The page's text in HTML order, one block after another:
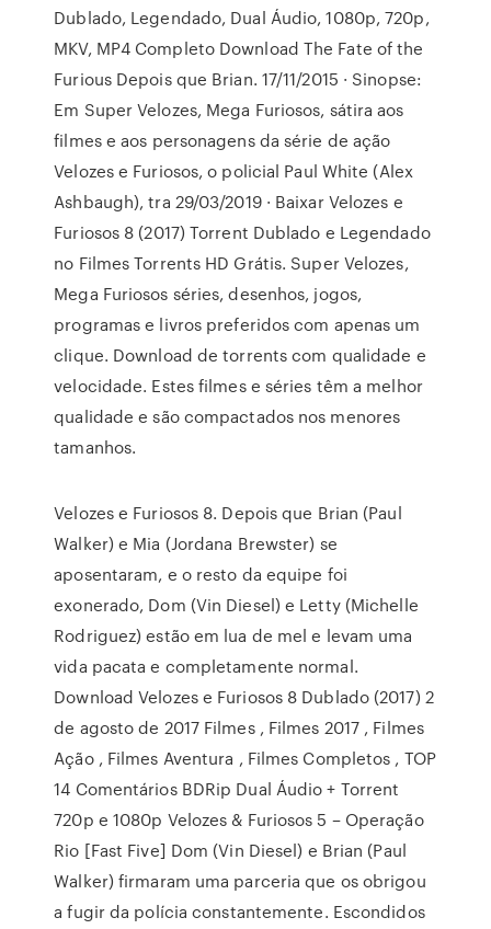
Dublado, Legendado, Dual Áudio, 1080p, 720p,
MKV, MP4 Completo Download The Fate of the
Furious Depois que Brian. 17/11/2015 · Sinopse:
Em Super Velozes, Mega Furiosos, sátira aos
filmes e aos personagens da série de ação
Velozes e Furiosos, o policial Paul White (Alex
Ashbaugh), tra 29/03/2019 · Baixar Velozes e
Furiosos 8 (2017) Torrent Dublado e Legendado
no Filmes Torrents HD Grátis. Super Velozes,
Mega Furiosos séries, desenhos, jogos,
programas e livros preferidos com apenas um
clique. Download de torrents com qualidade e
velocidade. Estes filmes e séries têm a melhor
qualidade e são compactados nos menores
tamanhos.
Velozes e Furiosos 8. Depois que Brian (Paul
Walker) e Mia (Jordana Brewster) se
aposentaram, e o resto da equipe foi
exonerado, Dom (Vin Diesel) e Letty (Michelle
Rodriguez) estão em lua de mel e levam uma
vida pacata e completamente normal.
Download Velozes e Furiosos 8 Dublado (2017) 2
de agosto de 2017 Filmes , Filmes 2017 , Filmes
Ação , Filmes Aventura , Filmes Completos , TOP
14 Comentários BDRip Dual Áudio + Torrent
720p e 1080p Velozes & Furiosos 5 – Operação
Rio [Fast Five] Dom (Vin Diesel) e Brian (Paul
Walker) firmaram uma parceria que os obrigou
a fugir da polícia constantemente. Escondidos